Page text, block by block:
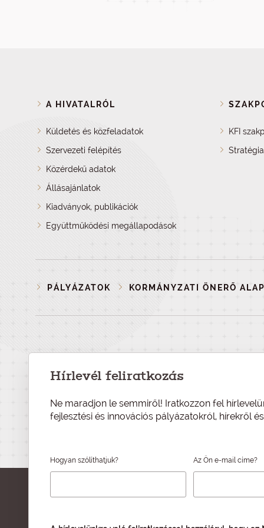
A HIVATALRÓL
Küldetés és közfeladatok
Szervezeti felépítés
Közérdekű adatok
Állásajánlatok
Kiadványok, publikációk
Együttműködési megállapodások
KFI
PÁLYÁZATOK KORMÁNYZATI ÖNERŐ ALAP
Hírlevél feliratkozás
Ne maradjon le semmiről! Iratkozzon fel
fejlesztési és innovációs pályázatokról, hírekről
Hogyan szólíthatjuk? Az Ön e-mail címe?